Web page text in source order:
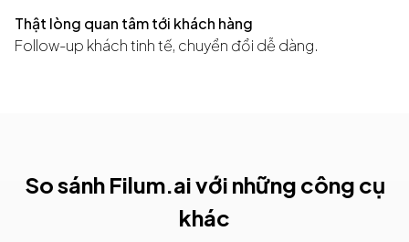
Thật lòng quan tâm tới khách hàng
Follow-up khách tinh tế, chuyển đổi dễ dàng.
So sánh Filum.ai với những công cụ
khác